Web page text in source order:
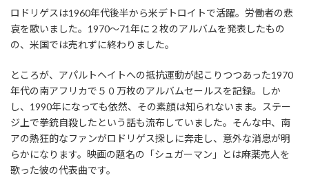
ロドリゲスは1960年代後半から米デトロイトで活躍。労働者の悲
哀を歌いました。1970～71年に２枚のアルバムを発表したもの
の、米国では売れずに終わりました。
ところが、アパルトヘイトへの抵抗運動が起こりつつあった1970
年代の南アフリカで５０万枚のアルバムセールスを記録。しか
し、1990年になっても依然、その素顔は知られないまま。ステー
ジ上で拳銃自殺したという話も流布していました。そんな中、南
アの熱狂的なファンがロドリゲス探しに奔走し、意外な消息が明
らかになります。映画の題名の「シュガーマン」とは麻薬売人を
歌った彼の代表曲です。